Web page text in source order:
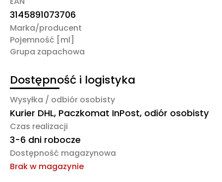
3145891073706
Marka/producent
Pojemność [ml]
Grupa zapachowa
Dostępność i logistyka
Wysyłka / odbiór osobisty
Kurier DHL, Paczkomat InPost, odiór osobisty
Czas realizacji
3-6 dni robocze
Dostępność magazynowa
Brak w magazynie